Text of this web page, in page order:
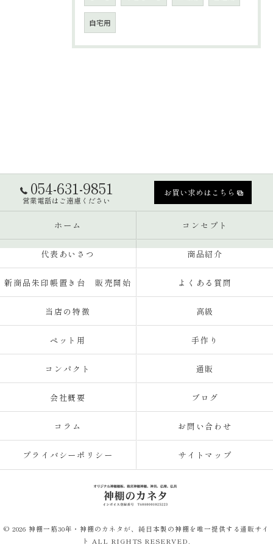
自宅用
054-631-9851
営業電話はご遠慮ください
お買い求めはこちら
ホーム コンセプト
代表あいさつ 商品紹介
新商品朱印帳置き台 販売開始 よくある質問
当店の特徴 高級
ペット用 手作り
コンパクト 通販
会社概要 ブログ
コラム お問い合わせ
プライバシーポリシー サイトマップ
© 2026 神棚一筋30年・神棚のカネタが、純日本製の神棚を唯一提供する通販サイ
ト ALL RIGHTS RESERVED.